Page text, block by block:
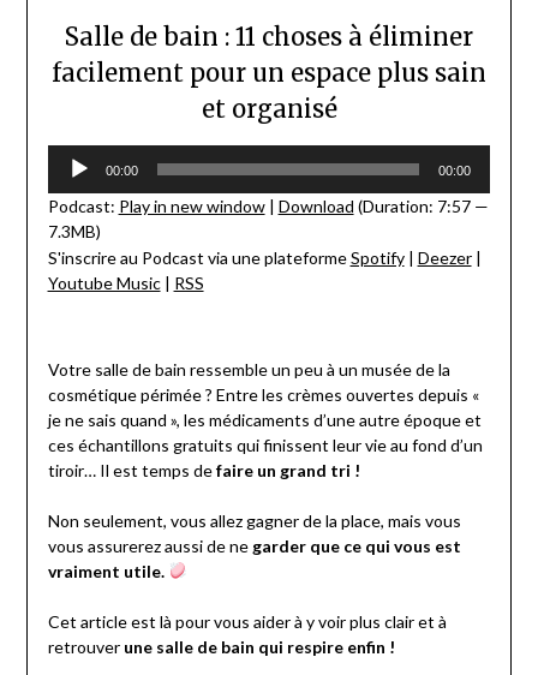
Salle de bain : 11 choses à éliminer
facilement pour un espace plus sain
et organisé
Lecteur
audio
00:00 00:00
Podcast: Play in new window| Download (Duration: 7:57 —
7.3MB)
S'inscrire au Podcast via une plateformeSpotify| Deezer|
Youtube Music| RSS
Votre salle de bain ressemble un peu à un musée de la
cosmétique périmée ? Entre les crèmes ouvertes depuis «
je ne sais quand », les médicaments d’une autre époque et
ces échantillons gratuits qui finissent leur vie au fond d’un
tiroir… Il est temps defaire un grand tri !
Non seulement, vous allez gagner de la place, mais vous
vous assurerez aussi de ne garder que ce qui vous est
vraiment utile.
Cet article est là pour vous aider à y voir plus clair et à
retrouver une salle de bain qui respire enfin !